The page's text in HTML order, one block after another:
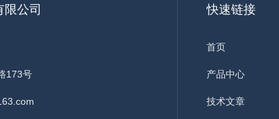
公司
173号
快速链接
首页
产品中心
技术文章